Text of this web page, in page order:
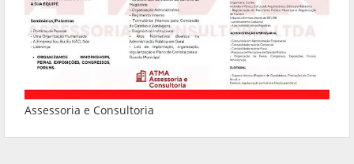
Assessoria e Consultoria